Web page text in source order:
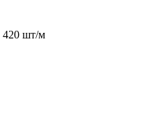
420 шт/м